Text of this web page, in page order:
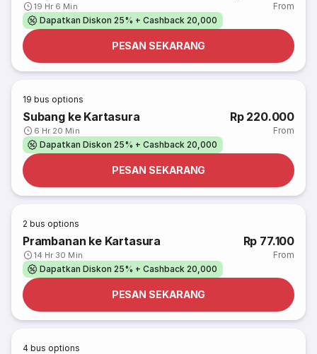
19 Hr 6 Min
From
Dapatkan Diskon 25% + Cashback 20,000
PESAN SEKARANG
19 bus options
Subang ke Kartasura
6 Hr 20 Min
Rp 220.000
From
Dapatkan Diskon 25% + Cashback 20,000
PESAN SEKARANG
2 bus options
Prambanan ke Kartasura
14 Hr 30 Min
Rp 77.100
From
Dapatkan Diskon 25% + Cashback 20,000
PESAN SEKARANG
4 bus options